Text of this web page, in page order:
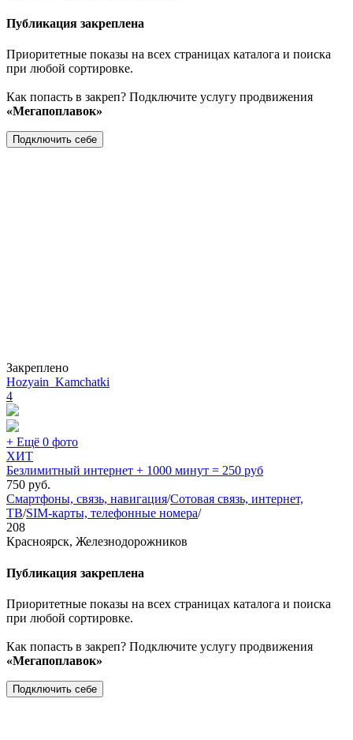
Публикация закреплена
Приоритетные показы на всех страницах каталога и поиска
при любой сортировке.
Как попасть в закреп? Подключите услугу продвижения
«Мегапоплавок»
Подключить себе
Закреплено
Hozyain_Kamchatki
4
+ Ещё 0 фото
ХИТ
Безлимитный интернет + 1000 минут = 250 руб
750 руб.
Смартфоны, связь, навигация/Сотовая связь, интернет,
ТВ/SIM-карты, телефонные номера/
208
Красноярск, Железнодорожников
Публикация закреплена
Приоритетные показы на всех страницах каталога и поиска
при любой сортировке.
Как попасть в закреп? Подключите услугу продвижения
«Мегапоплавок»
Подключить себе